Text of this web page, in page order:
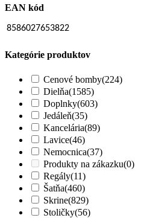
EAN kód
8586027653822
Kategórie produktov
Cenové bomby(224)
Dielňa(1585)
Doplnky(603)
Jedáleň(35)
Kancelária(89)
Lavice(46)
Nemocnica(37)
Produkty na zákazku(0)
Regály(11)
Šatňa(460)
Skrine(829)
Stoličky(56)